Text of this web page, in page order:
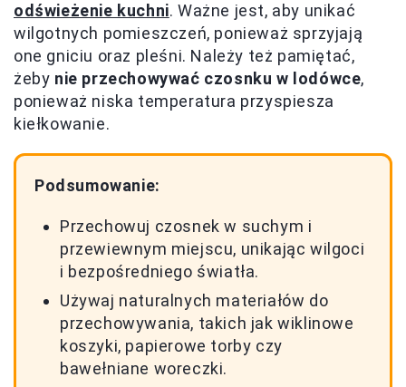
odświeżenie kuchni. Ważne jest, aby unikać
wilgotnych pomieszczeń, ponieważ sprzyjają
one gniciu oraz pleśni. Należy też pamiętać,
żeby nie przechowywać czosnku w lodówce,
ponieważ niska temperatura przyspiesza
kiełkowanie.
Podsumowanie:
Przechowuj czosnek w suchym i
przewiewnym miejscu, unikając wilgoci
i bezpośredniego światła.
Używaj naturalnych materiałów do
przechowywania, takich jak wiklinowe
koszyki, papierowe torby czy
bawełniane woreczki.